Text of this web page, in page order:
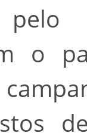
pelo
o